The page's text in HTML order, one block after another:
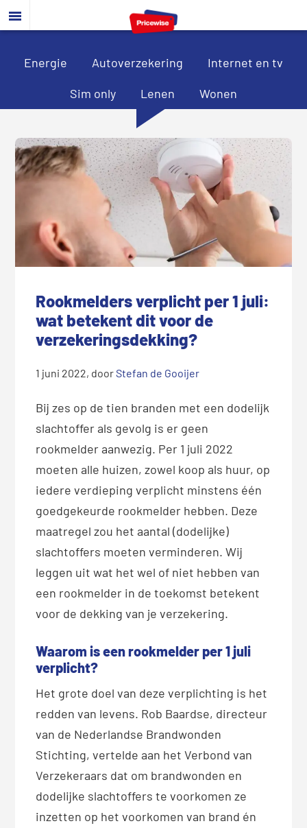
Door
naar
hoofd
Spring
naar
eerste
Spring
naar
voettekst
Energie Autoverzekering Internet en tv
Sim only Lenen Wonen
Rookmelders verplicht per 1 juli:
wat betekent dit voor de
verzekeringsdekking?
1 juni 2022, doorStefan de Gooijer
Bij zes op de tien branden met een dodelijk
slachtoffer als gevolg is er geen
rookmelder aanwezig. Per 1 juli 2022
moeten alle huizen, zowel koop als huur, op
iedere verdieping verplicht minstens één
goedgekeurde rookmelder hebben. Deze
maatregel zou het aantal (dodelijke)
slachtoffers moeten verminderen. Wij
leggen uit wat het wel of niet hebben van
een rookmelder in de toekomst betekent
voor de dekking van je verzekering.
Waarom is een rookmelder per 1 juli
verplicht?
Het grote doel van deze verplichting is het
redden van levens. Rob Baardse, directeur
van de Nederlandse Brandwonden
Stichting, vertelde aan het Verbond van
Verzekeraars dat om brandwonden en
dodelijke slachtoffers te voorkomen ze
inzetten op het voorkomen van brand én